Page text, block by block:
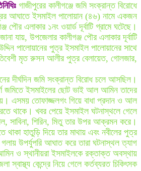
গাজীপুরের কালীগঞ্জে জমি সংক্রান্ত বিরোধে
আঘাতে ইসমাইল পালোয়ান (৪৬) নামে একজন
পৌর এলাকার ১নং ওয়ার্ড দূর্বাটি গ্রামে ঘটেছে।
যায়, উপজেলার কালীগঞ্জ পৌর এলাকার দূর্বাটি
পালোয়ানের পুত্র ইসমাইল পালোয়ানের সাথে
মৃত রুসন আলীর পুত্র বেলায়েত, গোলজার,
দীর্ঘদিন জমি সংক্রান্ত বিরোধ চলে আসছিল।
জমিতে ইসমাইলের ছোট ভাই আল আমিন তাদের
এসময় তোফাজ্জলগং গিয়ে বাধা প্রদান ও আল
থাকে। খবর পেয়ে ইসমাইল ঘটনাস্থলে গেলে
সাবিনা, শিরিন, মিতু তার উপর আক্রমন করে।
থাকা হাতুড়ি দিয়ে তার মাথায় এবং নবীলের পুত্র
উপর্যুপরি আঘাত করে তারা ঘটনাস্থল ত্যাগ
ও স্থানীয়রা ইসমাইলকে রক্তাক্ত অবস্থায়
স্বাস্থ্য কেন্দ্রে নিয়ে গেলে কর্তব্যরত চিকিৎসক